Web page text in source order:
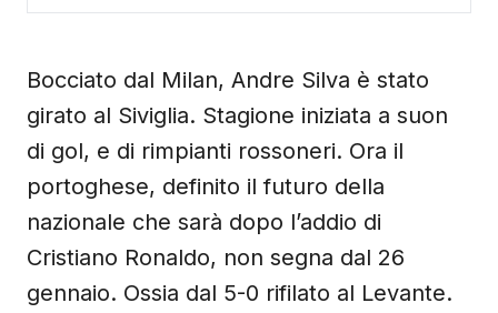
Bocciato dal Milan, Andre Silva è stato
girato al Siviglia. Stagione iniziata a suon
di gol, e di rimpianti rossoneri. Ora il
portoghese, definito il futuro della
nazionale che sarà dopo l’addio di
Cristiano Ronaldo, non segna dal 26
gennaio. Ossia dal 5-0 rifilato al Levante.